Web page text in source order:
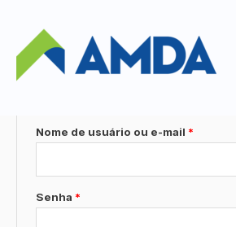
conteúdo
My account
Entrar
Nome de usuário ou e-mail *
Senha *